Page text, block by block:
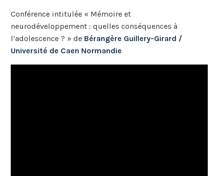
Conférence intitulée « Mémoire et
neurodéveloppement : quelles conséquences à
l’adolescence ? » de Bérangère Guillery-Girard /
Université de Caen Normandie